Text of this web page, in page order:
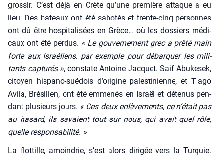
gros­sir. C’est déjà en Crète qu’une pre­mière attaque a eu
lieu. Des bateaux ont été sabo­tés et trente-cinq per­sonnes
ont dû être hos­pi­ta­li­sées en Grèce… où les dos­siers médi­
caux ont été per­dus. « Le gou­ver­ne­ment grec a prê­té main
forte aux Israé­liens, par exemple pour débar­quer les mili­
tants cap­tu­rés », constate Antoine Jac­quet. Saif Abu­ke­sek,
citoyen his­pa­no-sué­dois d’o­ri­gine pales­ti­nienne, et Tia­go
Avi­la, Bré­si­lien, ont été emme­nés en Israël et déte­nus pen­
dant plu­sieurs jours. « Ces deux enlè­ve­ments, ce n’était pas
au hasard, ils savaient tout sur nous, qui avait quel rôle,
quelle res­pon­sa­bi­li­té. »
La flot­tille, amoin­drie, s’est alors diri­gée vers la Tur­quie.